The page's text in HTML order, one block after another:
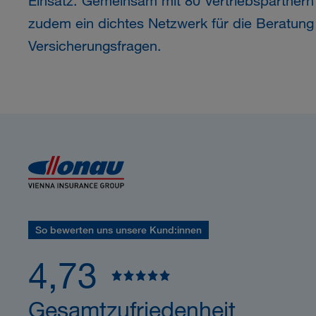
zudem ein dichtes Netzwerk für die Beratung
Versicherungsfragen.
So bewerten uns unsere Kund:innen
4,73
Gesamtzufriedenheit